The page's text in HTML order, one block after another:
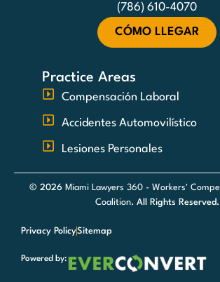
(786) 610-4070
CÓMO LLEGAR
Practice Areas
Compensación Laboral
Accidentes Automovilístico
Lesiones Personales
© 2026 Miami Lawyers 360 - Workers'
Coalition. All Rights Reserved.
Privacy PolicySitemap
Powered by: